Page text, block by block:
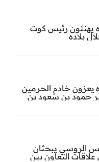
يهنئون رئيس كوت
بلاده
يعزون خادم الحرمين
حمود بن سعود بن
الروسي يبحثان
التعاون بين